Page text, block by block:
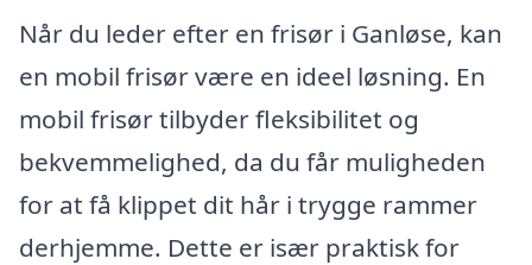
Når du leder efter en frisør i Ganløse, kan
en mobil frisør være en ideel løsning. En
mobil frisør tilbyder fleksibilitet og
bekvemmelighed, da du får muligheden
for at få klippet dit hår i trygge rammer
derhjemme. Dette er især praktisk for